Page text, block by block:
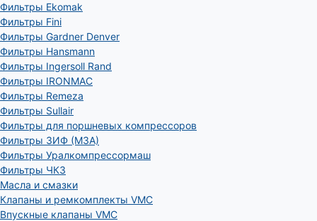
Фильтры Ekomak
Фильтры Fini
Фильтры Gardner Denver
Фильтры Hansmann
Фильтры Ingersoll Rand
Фильтры IRONMAC
Фильтры Remeza
Фильтры Sullair
Фильтры для поршневых компрессоров
Фильтры ЗИФ (МЗА)
Фильтры Уралкомпрессормаш
Фильтры ЧКЗ
Масла и смазки
Клапаны и ремкомплекты VMC
Впускные клапаны VMC